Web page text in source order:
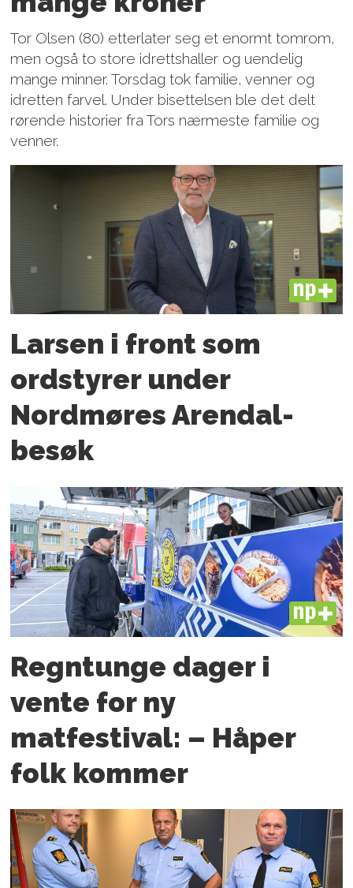
Tor Olsen (80) etterlater seg et enormt tomrom,
men også to store idrettshaller og uendelig
mange minner. Torsdag tok familie, venner og
idretten farvel. Under bisettelsen ble det delt
rørende historier fra Tors nærmeste familie og
venner.
PLUS
Larsen i front som
ordstyrer under
Nordmøres Arendal-
besøk
PLUS
Regntunge dager i
vente for ny
matfestival: – Håper
folk kommer